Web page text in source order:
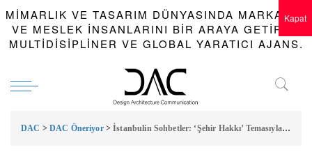
MIMARLIK VE TASARIM DÜNYASINDA MARKALAR
VE MESLEK INSANLARINI BIR ARAYA GETIREN
MULTIDISIPLINER VE GLOBAL YARATICI AJANS.
DAC > DAC Öneriyor>İstanbulin Sohbetler: ‘Şehir Hakkı’ Temasıyla Üçüncü Kez Gerçekleşiyor
Kapat